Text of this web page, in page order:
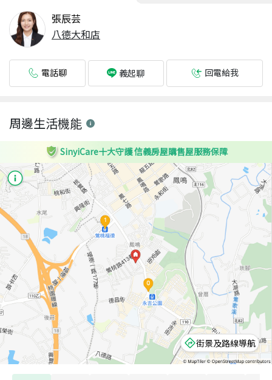
張辰芸
八德大和店
電話聊 義起聊 回電給我
周邊生活機能
SinyiCare十大守護 信義房屋購售屋服務保障
街景及路線導航